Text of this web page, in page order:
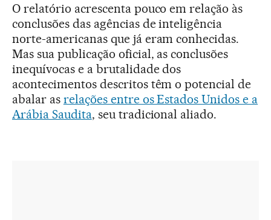
O relatório acrescenta pouco em relação às
conclusões das agências de inteligência
norte-americanas que já eram conhecidas.
Mas sua publicação oficial, as conclusões
inequívocas e a brutalidade dos
acontecimentos descritos têm o potencial de
abalar as relações entre os Estados Unidos e a
Arábia Saudita, seu tradicional aliado.